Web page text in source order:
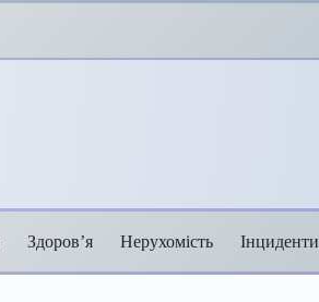
Здоров’я Нерухомість Інциденти